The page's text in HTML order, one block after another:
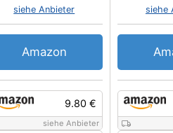
9.80 €
siehe Anbieter
siehe Anbieter
Amazon
siehe